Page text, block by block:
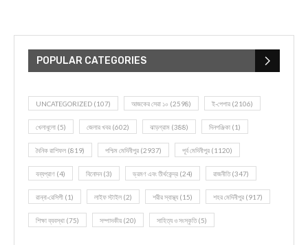
POPULAR CATEGORIES
UNCATEGORIZED (107) আজকের সেরা ১০ (2598) ই-পেপার (2106)
খেলাধূলো (5) জেলার খবর (602) ঝাড়গ্রাম (388) দিনপঞ্জিকা (1)
দৈনিক রাশিফল (819) পশ্চিম মেদিনীপুর (2937) পূর্ব মেদিনীপুর (1120)
বন্যপ্রাণ (4) বিনোদন(3) ভ্রমণ এবং তীর্থকেন্দ্র (24) রাজনীতি(347)
রান্না-রেসিপী (1) লাইফ স্টাইল (2) শরীর স্বাস্থ্য (15) শহর মেদিনীপুর (917)
শিক্ষা ব্যবস্থা (75) সম্পাদকীয় (20) সাহিত্য ও সংস্কৃতি(5)